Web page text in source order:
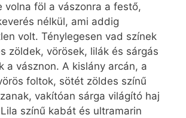
volna föl a vászonra a festő,
nélkül, ami addig
volt. Ténylegesen vad színek
zöldek, vörösek, lilák és sárgás
a vásznon. A kislány arcán, a
foltok, sötét zöldes színű
vakítóan sárga világító haj
színű kabát és ultramarin